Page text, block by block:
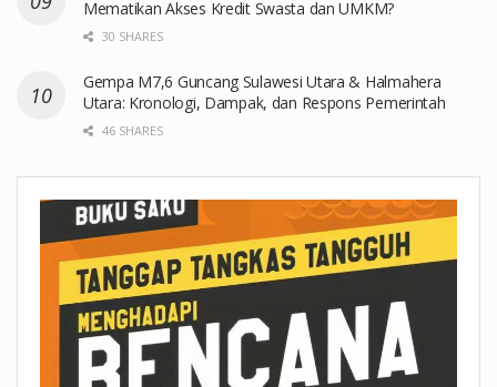
Mematikan Akses Kredit Swasta dan UMKM?
30 SHARES
Gempa M7,6 Guncang Sulawesi Utara & Halmahera
Utara: Kronologi, Dampak, dan Respons Pemerintah
46 SHARES